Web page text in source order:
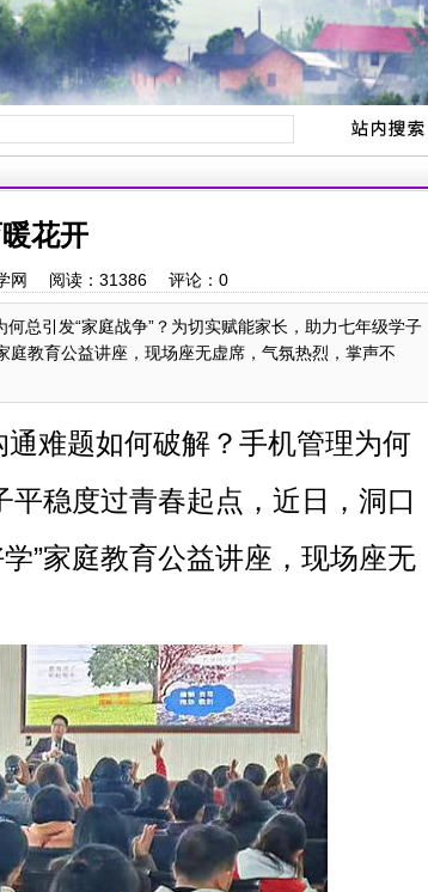
花开
网 阅读： 31386评论： 0
总引发“家庭战争”？为切实赋能家长，助力七年级学子
庭教育公益讲座，现场座无虚席，气氛热烈，掌声不
难题如何破解？手机管理为何
平稳度过青春起点，近日，洞口
”家庭教育公益讲座，现场座无